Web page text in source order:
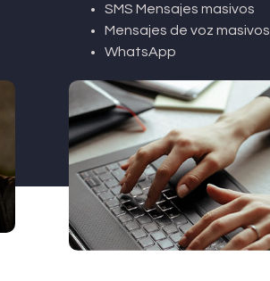
SMS Mensajes masivos
Mensajes de voz masivos
WhatsApp